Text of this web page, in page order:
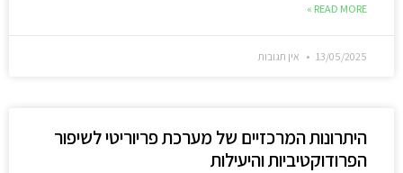
READ MORE »
13/05/2025 אין תגובות
היתרונות המרכזיים של מערכת פריוריטי לשיפור
הפרודוקטיביות והיעילות